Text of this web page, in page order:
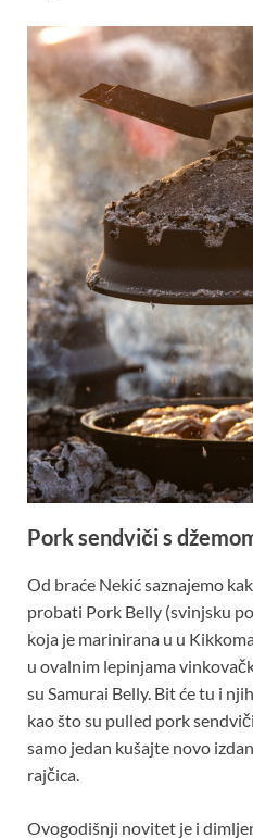
Pork sendviči s
Od braće Nekić saznajemo
probati Pork Belly (svinjsku
koja je marinirana u u
u ovalnim lepinjama
su Samurai Belly. Bit će tu i
kao što su pulled pork
samo jedan kušajte novo
rajčica.
Ovogodišnji novitet je i